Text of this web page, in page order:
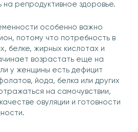
на репродуктивное здоровье.
особенно важно
потому что потребность в
белке, жирных кислотах и
возрастать еще на
у женщины есть дефицит
йода, белка или других
на самочувствии,
овуляции и готовности